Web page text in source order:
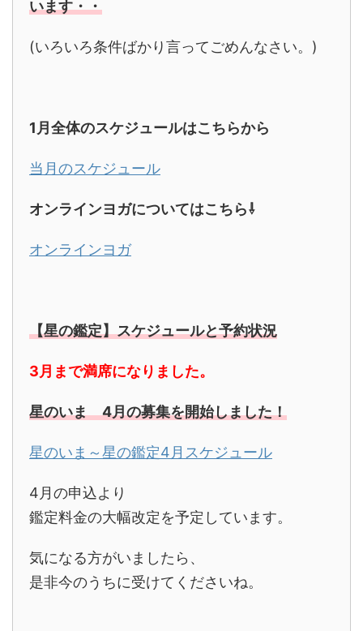
います・・
(いろいろ条件ばかり言ってごめんなさい。)
1 月全体のスケジュールはこちらから
当月のスケジュール
オンラインヨガについてはこちら⇩
オンラインヨガ
【星の鑑定】スケジュールと予約状況
3月まで満席になりました。
星のいま 4月の募集を開始しました！
星のいま～星の鑑定4月スケジュール
4月の申込より
鑑定料金の大幅改定を予定しています。
気になる方がいましたら、
是非今のうちに受けてくださいね。